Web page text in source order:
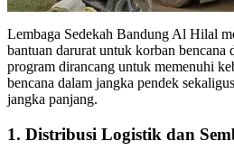
Lembaga Sedekah Bandung Al Hilal
bantuan darurat untuk korban bencana
program dirancang untuk memenuhi
bencana dalam jangka pendek
jangka panjang.
1. Distribusi Logistik dan